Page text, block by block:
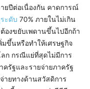
ยปีต่อเนื่องกัน คาดการณ์
ะดับ 70% ภายในไม่เกิน
องขยับเพดานขึ้นไปอีกถ้า
มขึ้นหรือทำให้เศรษฐกิจ
ก กรณีแย่ที่สุดไม่มีการ
ครัฐและรายจ่ายภาครัฐ
ายทางด้านสวัสดิการ